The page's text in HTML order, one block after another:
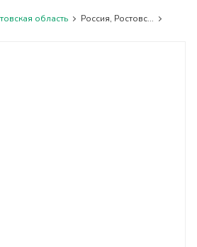
область Россия, Ростовс...